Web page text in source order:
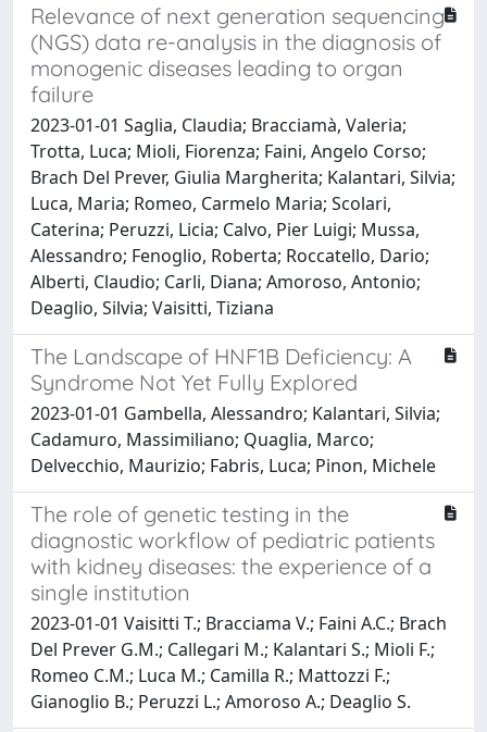
Relevance of next generation sequencing
(NGS) data re-analysis in the diagnosis of
monogenic diseases leading to organ
failure
2023-01-01 Saglia, Claudia; Bracciamà, Valeria;
Trotta, Luca; Mioli, Fiorenza; Faini, Angelo Corso;
Brach Del Prever, Giulia Margherita; Kalantari, Silvia;
Luca, Maria; Romeo, Carmelo Maria; Scolari,
Caterina; Peruzzi, Licia; Calvo, Pier Luigi; Mussa,
Alessandro; Fenoglio, Roberta; Roccatello, Dario;
Alberti, Claudio; Carli, Diana; Amoroso, Antonio;
Deaglio, Silvia; Vaisitti, Tiziana
The Landscape of HNF1B Deficiency: A
Syndrome Not Yet Fully Explored
2023-01-01 Gambella, Alessandro; Kalantari, Silvia;
Cadamuro, Massimiliano; Quaglia, Marco;
Delvecchio, Maurizio; Fabris, Luca; Pinon, Michele
The role of genetic testing in the
diagnostic workflow of pediatric patients
with kidney diseases: the experience of a
single institution
2023-01-01 Vaisitti T.; Bracciama V.; Faini A.C.; Brach
Del Prever G.M.; Callegari M.; Kalantari S.; Mioli F.;
Romeo C.M.; Luca M.; Camilla R.; Mattozzi F.;
Gianoglio B.; Peruzzi L.; Amoroso A.; Deaglio S.